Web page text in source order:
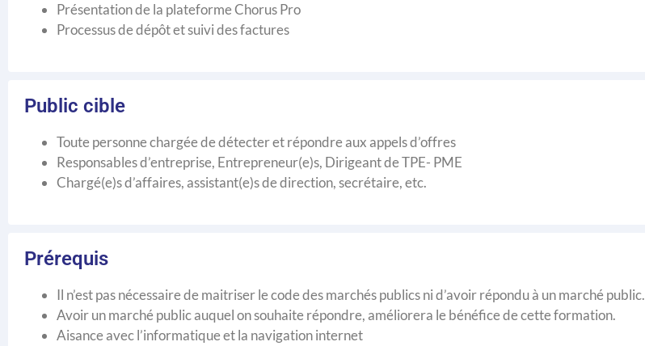
Présentation de la plateforme Chorus Pro
Processus de dépôt et suivi des factures
Public cible
Toute personne chargée de détecter et répondre aux appels d’offres
Responsables d’entreprise, Entrepreneur(e)s, Dirigeant de TPE- PME
Chargé(e)s d’affaires, assistant(e)s de direction, secrétaire, etc.
Prérequis
Il n’est pas nécessaire de maitriser le code des marchés publics ni d’avoir répondu à un marché public.
Avoir un marché public auquel on souhaite répondre, améliorera le bénéfice de cette formation.
Aisance avec l’informatique et la navigation internet